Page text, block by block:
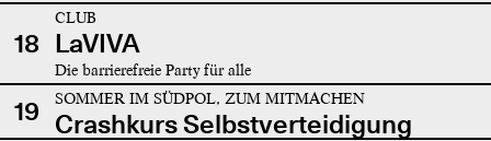
18
CLUB
LaVIVA
Die barrierefreie Party für alle
19 SOMMER IM SÜDPOL, ZUM MITMACHEN
Crashkurs Selbstverteidigung